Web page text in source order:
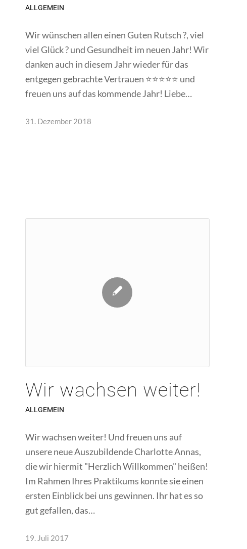
ALLGEMEIN
Wir wünschen allen einen Guten Rutsch ?, viel
viel Glück ? und Gesundheit im neuen Jahr! Wir
danken auch in diesem Jahr wieder für das
entgegen gebrachte Vertrauen ⭐️⭐️⭐️⭐️⭐️ und
freuen uns auf das kommende Jahr! Liebe…
31. Dezember 2018
Wir wachsen weiter!
ALLGEMEIN
Wir wachsen weiter! Und freuen uns auf
unsere neue Auszubildende Charlotte Annas,
die wir hiermit "Herzlich Willkommen" heißen!
Im Rahmen Ihres Praktikums konnte sie einen
ersten Einblick bei uns gewinnen. Ihr hat es so
gut gefallen, das…
19. Juli 2017